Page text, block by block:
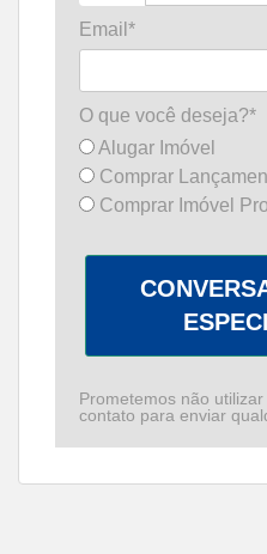
Email*
O que você deseja?*
Alugar Imóvel
Comprar
Comprar Imóvel
Prometemos não
contato para enviar